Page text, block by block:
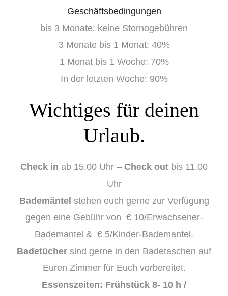
Geschäftsbedingungen
bis 3 Monate: keine Stornogebühren
3 Monate bis 1 Monat: 40%
1 Monat bis 1 Woche: 70%
In der letzten Woche: 90%
Wichtiges für deinen
Urlaub.
Check in ab 15.00 Uhr – Check out bis 11.00
Uhr
Bademäntel stehen euch gerne zur Verfügung
gegen eine Gebühr von € 10/Erwachsener-
Bademantel & € 5/Kinder-Bademantel.
Badetücher sind gerne in den Badetaschen auf
Euren Zimmer für Euch vorbereitet.
Essenszeiten: Frühstück 8- 10 h /